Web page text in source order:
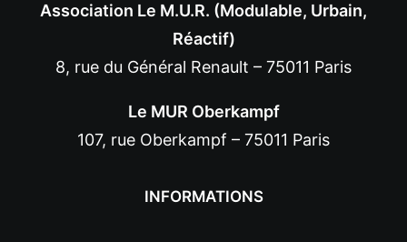
Association Le M.U.R. (Modulable, Urbain,
Réactif)
8, rue du Général Renault – 75011 Paris
Le MUR Oberkampf
107, rue Oberkampf – 75011 Paris
INFORMATIONS